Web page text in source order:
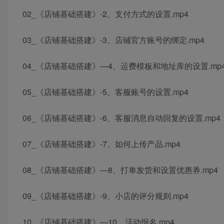
02_《店铺基础搭建》-2、支付方式的设置.mp4
03_《店铺基础搭建》-3、店铺官方账号的绑定.mp4
04_《店铺基础搭建》—4、运费模板和地址库的设置
05_《店铺基础搭建》-5、客服账号的设置.mp4
06_《店铺基础搭建》-6、客服消息自动回复的设置.mp4
07_《店铺基础搭建》-7、如何上传产品.mp4
08_《店铺基础搭建》—8、打单发货和设置优惠券.mp4
09_《店铺基础搭建》-9、小店的评分规则.mp4